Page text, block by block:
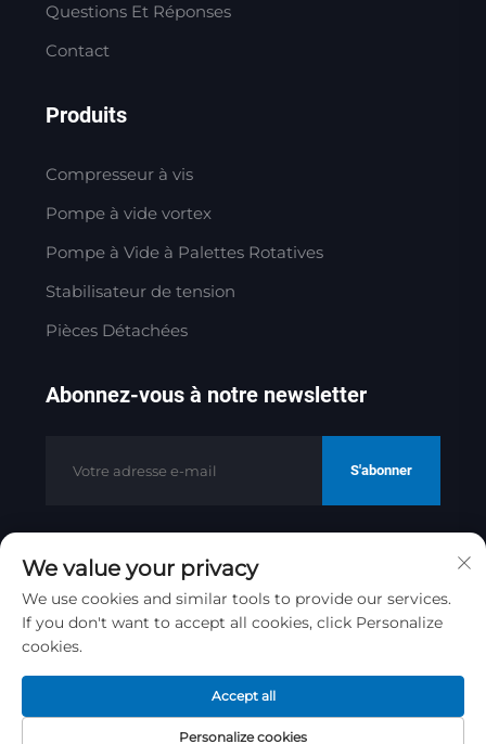
Questions Et Réponses
Contact
Produits
Compresseur à vis
Pompe à vide vortex
Pompe à Vide à Palettes Rotatives
Stabilisateur de tension
Pièces Détachées
Abonnez-vous à notre newsletter
S'abonner
Copyright © 2025 par Jinan Golden
Bridge Precision Machinery Co.ltd
Politique de confidentialité
Remonter en haut
We value your privacy
We use cookies and similar tools to provide our services.
If you don't want to accept all cookies, click Personalize
cookies.
Personalize cookies
Accept all